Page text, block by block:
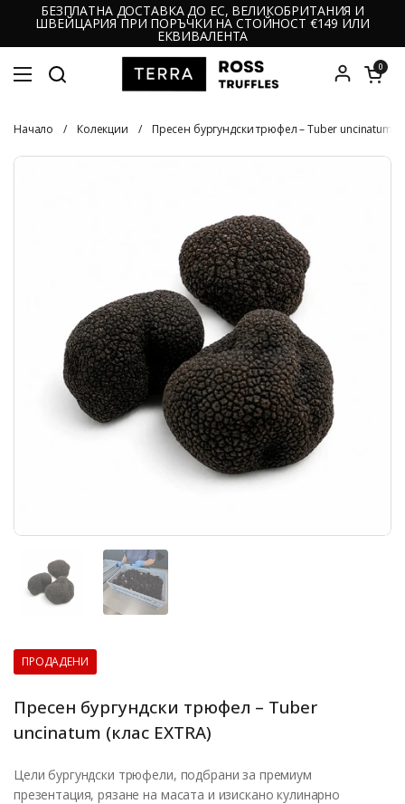
Прескочи до съдържанието
БЕЗПЛАТНА ДОСТАВКА ДО ЕС, ВЕЛИКОБРИТАНИЯ И
ШВЕЙЦАРИЯ ПРИ ПОРЪЧКИ НА СТОЙНОСТ €149 ИЛИ
ЕКВИВАЛЕНТА
Отвори менюто
Отвори
0
Начало / Колекции / Пресен бургундски трюфел – Tuber uncinatum
Покажи слайд 1Покажи слайд 2
ПРОДАДЕНИ
Пресен бургундски трюфел – Tuber
uncinatum (клас EXTRA)
Цели бургундски трюфели, подбрани за премиум
презентация, рязане на масата и изискано кулинарно